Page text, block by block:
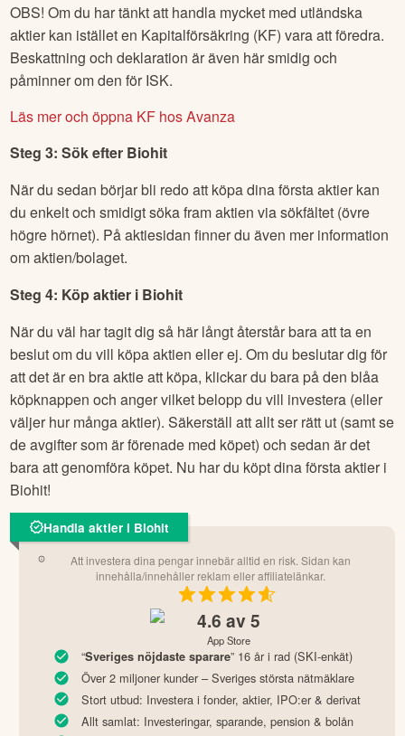
OBS! Om du har tänkt att handla mycket med utländska
aktier kan istället en Kapitalförsäkring (KF) vara att föredra.
Beskattning och deklaration är även här smidig och
påminner om den för ISK.
Läs mer och öppna KF hos Avanza
Steg 3: Sök efter Biohit
När du sedan börjar bli redo att köpa dina första aktier kan
du enkelt och smidigt söka fram aktien via sökfältet (övre
högre hörnet). På aktiesidan finner du även mer information
om aktien/bolaget.
Steg 4: Köp aktier i Biohit
När du väl har tagit dig så här långt återstår bara att ta en
beslut om du vill köpa aktien eller ej. Om du beslutar dig för
att det är en bra aktie att köpa, klickar du bara på den blåa
köpknappen och anger vilket belopp du vill investera (eller
väljer hur många aktier). Säkerställ att allt ser rätt ut (samt se
de avgifter som är förenade med köpet) och sedan är det
bara att genomföra köpet. Nu har du köpt dina första aktier i
Biohit!
Handla aktier i Biohit
Att investera dina pengar innebär alltid en risk. Sidan kan
innehålla/innehåller reklam eller affiliatelänkar.
4.6 av 5
App Store
“Sveriges nöjdaste sparare” 16 år i rad (SKI-enkät)
Över 2 miljoner kunder – Sveriges största nätmäklare
Stort utbud: Investera i fonder, aktier, IPO:er & derivat
Allt samlat: Investeringar, sparande, pension & bolån